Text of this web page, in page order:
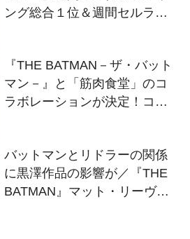
ング総合１位＆週間セルラン
『THE BATMAN－ザ・バット
マン－』と「筋肉食堂」のコ
ラボレーションが決定！コラ
バットマンとリドラーの関係
に黒澤作品の影響が／『THE
BATMAN』マット・リーヴス